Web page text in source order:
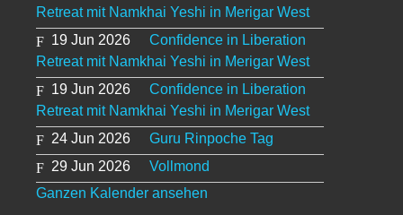
Retreat mit Namkhai Yeshi in Merigar West
19 Jun 2026
Confidence in Liberation
Retreat mit Namkhai Yeshi in Merigar West
19 Jun 2026
Confidence in Liberation
Retreat mit Namkhai Yeshi in Merigar West
24 Jun 2026
Guru Rinpoche Tag
29 Jun 2026
Vollmond
Ganzen Kalender ansehen